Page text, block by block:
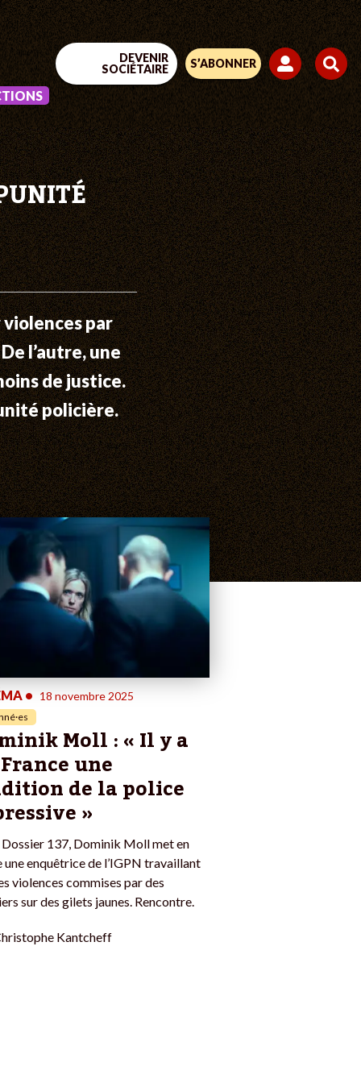
DEVENIR
SOCIÉTAIRE
S’ABONNER
violences par
l’autre, une
de justice.
policière.
• 18 novembre 2025
Moll : « Il y a
une
de la police
»
Dossier 137, Dominik Moll met en
une enquêtrice de l’IGPN travaillant
violences commises par des
sur des gilets jaunes. Rencontre.
Kantcheff